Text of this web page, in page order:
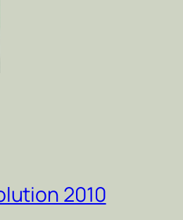
2010